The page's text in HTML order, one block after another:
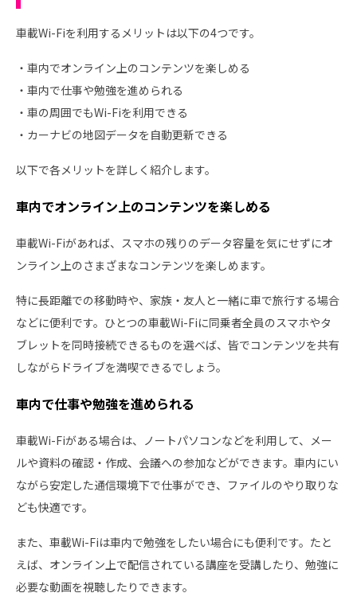
車載Wi-Fiを利用するメリットは以下の4つです。
・車内でオンライン上のコンテンツを楽しめる
・車内で仕事や勉強を進められる
・車の周囲でもWi-Fiを利用できる
・カーナビの地図データを自動更新できる
以下で各メリットを詳しく紹介します。
車内でオンライン上のコンテンツを楽しめる
車載Wi-Fiがあれば、スマホの残りのデータ容量を気にせずにオ
ンライン上のさまざまなコンテンツを楽しめます。
特に長距離での移動時や、家族・友人と一緒に車で旅行する場合
などに便利です。ひとつの車載Wi-Fiに同乗者全員のスマホやタ
ブレットを同時接続できるものを選べば、皆でコンテンツを共有
しながらドライブを満喫できるでしょう。
車内で仕事や勉強を進められる
車載Wi-Fiがある場合は、ノートパソコンなどを利用して、メー
ルや資料の確認・作成、会議への参加などができます。車内にい
ながら安定した通信環境下で仕事ができ、ファイルのやり取りな
ども快適です。
また、車載Wi-Fiは車内で勉強をしたい場合にも便利です。たと
えば、オンライン上で配信されている講座を受講したり、勉強に
必要な動画を視聴したりできます。